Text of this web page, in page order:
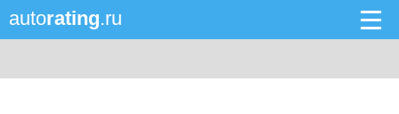
autorating.ru